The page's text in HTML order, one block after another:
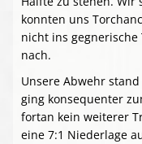
konnten uns
nicht ins
nach.
Unsere Abwehr
ging konsequenter
fortan kein weiterer
eine 7:1 Niederlage